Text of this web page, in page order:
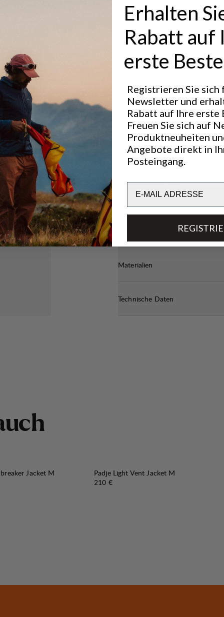
Leistung
Materialien
Technische Daten
uch
Jacket M
Padje Light Vent Jacket M
Preis:
210 €
Erhalten
Rabatt auf
erste
Registrieren Sie sich
Newsletter und
Rabatt auf Ihre erste
Freuen Sie sich auf
Produktneuheiten
Angebote direkt in
Posteingang.